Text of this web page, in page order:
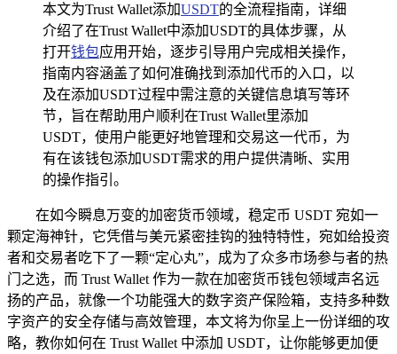
本文为Trust Wallet添加USDT的全流程指南，详细
介绍了在Trust Wallet中添加USDT的具体步骤，从
打开钱包应用开始，逐步引导用户完成相关操作，
指南内容涵盖了如何准确找到添加代币的入口，以
及在添加USDT过程中需注意的关键信息填写等环
节，旨在帮助用户顺利在Trust Wallet里添加
USDT，使用户能更好地管理和交易这一代币，为
有在该钱包添加USDT需求的用户提供清晰、实用
的操作指引。
在如今瞬息万变的加密货币领域，稳定币 USDT 宛如一
颗定海神针，它凭借与美元紧密挂钩的独特特性，宛如给投资
者和交易者吃下了一颗“定心丸”，成为了众多市场参与者的热
门之选，而 Trust Wallet 作为一款在加密货币钱包领域声名远
扬的产品，就像一个功能强大的数字资产保险箱，支持多种数
字资产的安全存储与高效管理，本文将为你呈上一份详细的攻
略，教你如何在 Trust Wallet 中添加 USDT，让你能够更加便